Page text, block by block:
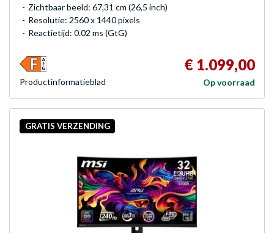
Zichtbaar beeld: 67,31 cm (26,5 inch)
Resolutie: 2560 x 1440 pixels
Reactietijd: 0.02 ms (GtG)
€ 1.099,00
Op voorraad
Product­informatieblad
GRATIS VERZENDING